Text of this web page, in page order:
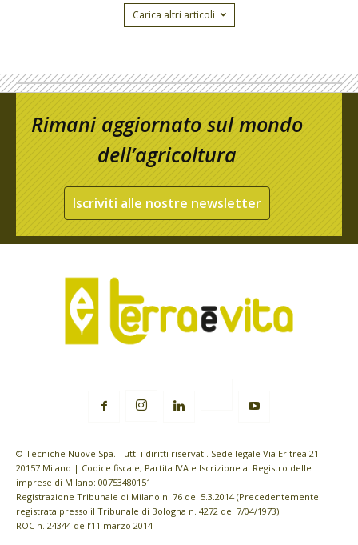
Carica altri articoli
Rimani aggiornato sul mondo
dell’agricoltura
Iscriviti alle nostre newsletter
© Tecniche Nuove Spa. Tutti i diritti riservati. Sede legale Via Eritrea 21 -
20157 Milano | Codice fiscale, Partita IVA e Iscrizione al Registro delle
imprese di Milano: 00753480151
Registrazione Tribunale di Milano n. 76 del 5.3.2014 (Precedentemente
registrata presso il Tribunale di Bologna n. 4272 del 7/04/1973)
ROC n. 24344 dell’11 marzo 2014